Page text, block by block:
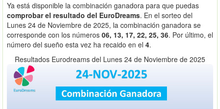
Ya está disponible la combinación ganadora para que puedas
comprobar el resultado del EuroDreams. En el sorteo del
Lunes 24 de Noviembre de 2025, la combinación ganadora se
corresponde con los números 06, 13, 17, 22, 25, 36. Por último, el
número del sueño esta vez ha recaido en el 4.
Resultados Eurodreams del Lunes 24 de Noviembre de 2025